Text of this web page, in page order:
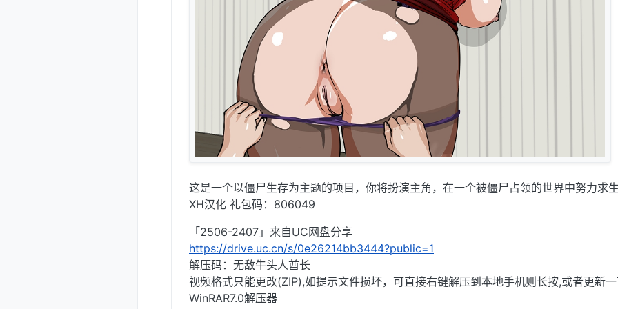
这是一个以僵尸生存为主题的项目，你将扮演主角，在一个被僵尸占领的世界中努力求
XH汉化 礼包码：806049
「2506-2407」来自UC网盘分享
https://drive.uc.cn/s/0e26214bb3444?public=1
解压码：无敌牛头人酋长
视频格式只能更改(ZIP),如提示文件损坏，可直接右键解压到本地手机则长按,或者更新
WinRAR7.0解压器